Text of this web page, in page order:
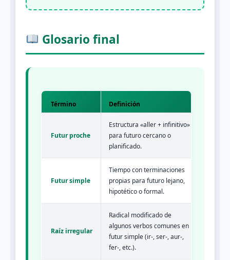
Glosario final
Término Definición
Futur proche
Estructura «aller + infinitivo»
para futuro cercano o
planificado.
Futur simple
Tiempo con terminaciones
propias para futuro lejano,
hipotético o formal.
Raíz irregular
Radical modificado de
algunos verbos comunes en
futur simple (ir-, ser-, aur-,
fer-, etc.).